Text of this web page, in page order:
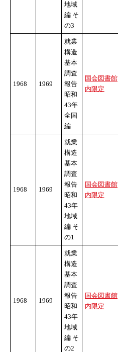
地域
編 そ
の3
1968 1969
就業
構造
基本
調査
報告
昭和
43年
全国
編
国会図書館
内限定
1968 1969
就業
構造
基本
調査
報告
昭和
43年
地域
編 そ
の1
国会図書館
内限定
1968 1969
就業
構造
基本
調査
報告
昭和
43年
地域
編 そ
の2
国会図書館
内限定